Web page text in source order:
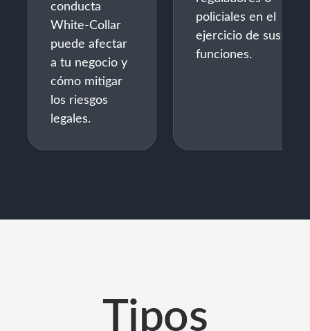
conducta
White-Collar
puede afectar
a tu negocio y
cómo mitigar
los riesgos
legales.
policiales en el
ejercicio de sus
funciones.
Tipos